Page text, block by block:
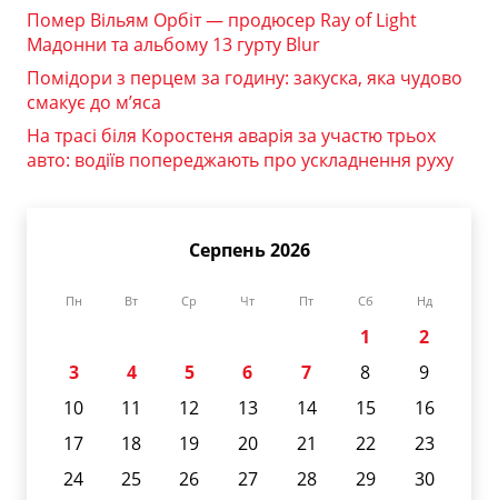
Помер Вільям Орбіт — продюсер Ray of Light
Мадонни та альбому 13 гурту Blur
Помідори з перцем за годину: закуска, яка чудово
смакує до м’яса
На трасі біля Коростеня аварія за участю трьох
авто: водіїв попереджають про ускладнення руху
Серпень 2026
Пн Вт Ср Чт Пт Сб Нд
1
2
3
4 5 6 7 8
9
10
11 12 13 14 15
16
17
18 19 20 21 22
23
24
25 26 27 28 29
30